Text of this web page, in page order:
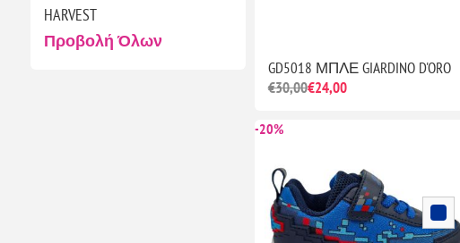
HARVEST
Προβολή Όλων
GD5018 ΜΠΛΕ GIARDINO D'ORO
€30,00€24,00
-20%